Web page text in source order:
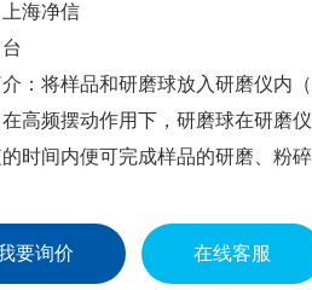
上海净信
台
：将样品和研磨球放入研磨仪内
高频摆动作用下，研磨球在研磨
时间内便可完成样品的研磨、粉
要询价 在线客服